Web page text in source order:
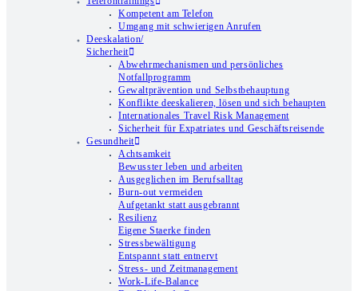
Kompetent am Telefon
Umgang mit schwierigen Anrufen
Deeskalation/
Sicherheit
Abwehrmechanismen und persönliches
Notfallprogramm
Gewaltprävention und Selbstbehauptung
Konflikte deeskalieren, lösen und sich behaupten
Internationales Travel Risk Management
Sicherheit für Expatriates und Geschäftsreisende
Gesundheit
Achtsamkeit
Bewusster leben und arbeiten
Ausgeglichen im Berufsalltag
Burn-out vermeiden
Aufgetankt statt ausgebrannt
Resilienz
Eigene Staerke finden
Stressbewältigung
Entspannt statt entnervt
Stress- und Zeitmanagement
Work-Life-Balance